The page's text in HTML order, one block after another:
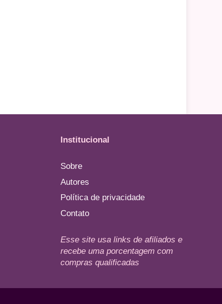
Institucional
Sobre
Autores
Política de privacidade
Contato
Esse site usa links de afiliados e
recebe uma porcentagem com
compras qualificadas